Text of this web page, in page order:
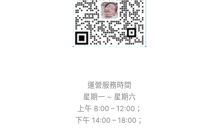
運營服務時間
星期一 ~ 星期六
上午 8:00 – 12:00；
下午 14:00 – 18:00；